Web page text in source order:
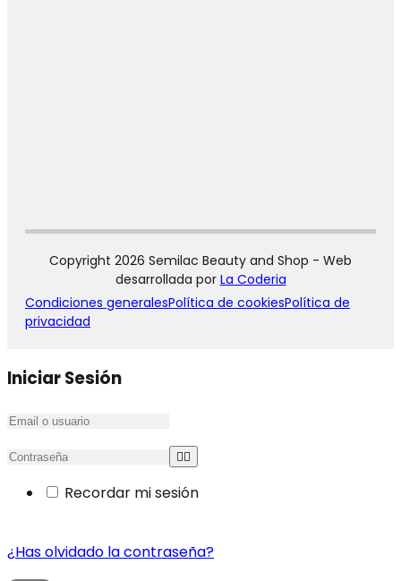
Copyright 2026 Semilac Beauty and Shop - Web
desarrollada por La Coderia
Condiciones generalesPolítica de cookiesPolítica de
privacidad
Iniciar Sesión
Recordar mi sesión
¿Has olvidado la contraseña?